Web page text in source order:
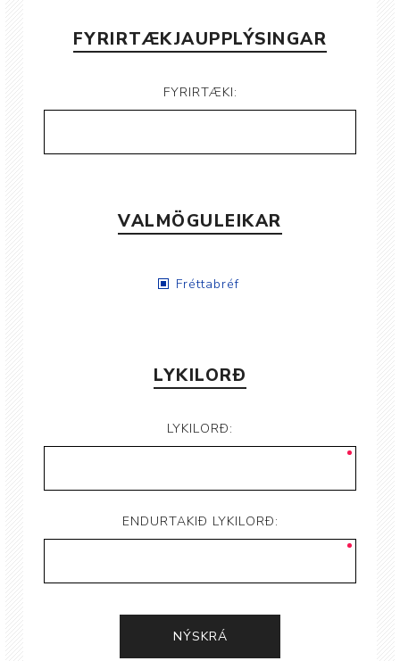
FYRIRTÆKJAUPPLÝSINGAR
FYRIRTÆKI:
VALMÖGULEIKAR
Fréttabréf
LYKILORÐ
LYKILORÐ:
ENDURTAKIÐ LYKILORÐ: